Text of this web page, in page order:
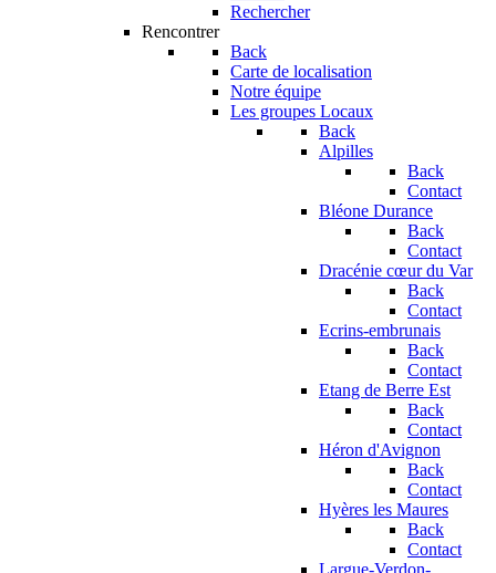
Rechercher
Rencontrer
Back
Carte de localisation
Notre équipe
Les groupes Locaux
Back
Alpilles
Back
Contact
Bléone Durance
Back
Contact
Dracénie cœur du Var
Back
Contact
Ecrins-embrunais
Back
Contact
Etang de Berre Est
Back
Contact
Héron d'Avignon
Back
Contact
Hyères les Maures
Back
Contact
Largue-Verdon-